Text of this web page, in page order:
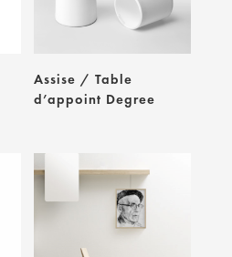
Assise / Table
d’appoint Degree